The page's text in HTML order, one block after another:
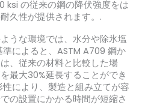
ksi の従来の鋼の降伏強度をは
久性が提供されます。.
うな環境では、水分や除氷塩
によると、ASTM A709 鋼か
、従来の材料と比較した場
最大30%延長することができ
により、製造と組み立てが容
の設置にかかる時間が短縮さ